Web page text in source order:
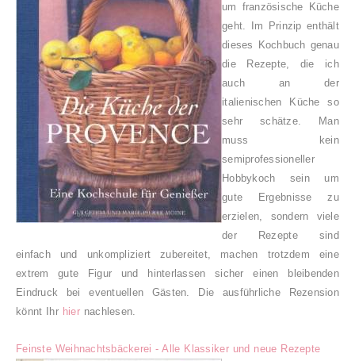
um französische Küche
geht. Im Prinzip enthält
dieses Kochbuch genau
die Rezepte, die ich
auch an der
italienischen Küche so
sehr schätze. Man
muss kein
semiprofessioneller
Hobbykoch sein um
gute Ergebnisse zu
erzielen, sondern viele
der Rezepte sind
einfach und unkompliziert zubereitet, machen trotzdem eine
extrem gute Figur und hinterlassen sicher einen bleibenden
Eindruck bei eventuellen Gästen. Die ausführliche Rezension
könnt Ihr hiernachlesen.
Feinste Weihnachtsbäckerei - Alle Klassiker und neue Rezepte